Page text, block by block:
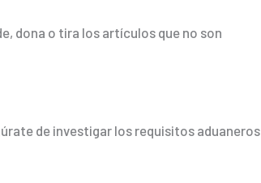
dona o tira los artículos que no son
de investigar los requisitos aduaneros